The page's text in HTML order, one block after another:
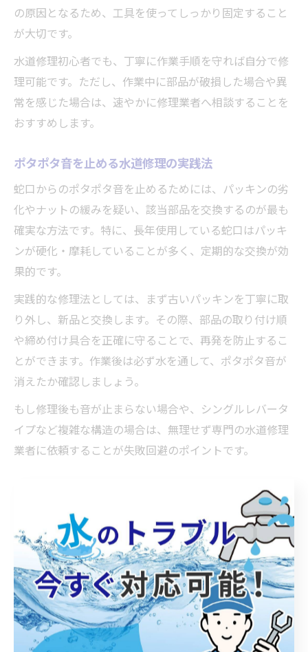
の原因となるため、工具を使ってしっかり固定すること
が大切です。
水道修理初心者でも、丁寧に作業手順を守れば自分で修
理可能です。ただし、作業中に部品が破損した場合や異
常を感じた場合は、速やかに修理業者へ相談することを
おすすめします。
ポタポタ音を止める水道修理の実践法
蛇口からのポタポタ音を止めるためには、パッキンの劣
化やナットの緩みを疑い、該当部品を交換するのが最も
確実な方法です。特に、長年使用している蛇口はパッキ
ンが硬化・摩耗していることが多く、定期的な交換が効
果的です。
実践的な修理法としては、まず古いパッキンを丁寧に取
り外し、新品と交換します。その際、部品の取り付け順
や締め付け具合を正確に守ることで、再発を防止するこ
とができます。作業後は必ず水を通して、ポタポタ音が
消えたか確認しましょう。
もし修理後も音が止まらない場合や、シングルレバータ
イプなど複雑な構造の場合は、無理せず専門の水道修理
業者に依頼することが失敗回避のポイントです。
シングルレバータイプの蛇口は構造が複雑なため、水漏
れ修理の際は分解手順や内部部品の配置に注意が必要で
す。まず、元栓を閉めてからレバー部分を慎重に取り外
し、カートリッジやパッキンの劣化を確認します。
シングルレバーの修理には専用の工具や適合する部品が
必要となるため、事前にメーカーや型番を確認し、正し
い部品を用意することが重要です。部品の取り外しや交